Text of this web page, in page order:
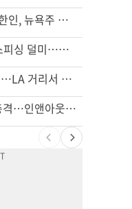
변호사시험 중 심정지 온 한인, 뉴욕주 제소
한인 노린 860만불 보이스피싱 덜미…영사관·한국 검찰 사칭
광고판 안에 사람이 산다?…LA 거리서 화제
드라이브스루서 시작된 총격…인앤아웃 참사 영상 공개